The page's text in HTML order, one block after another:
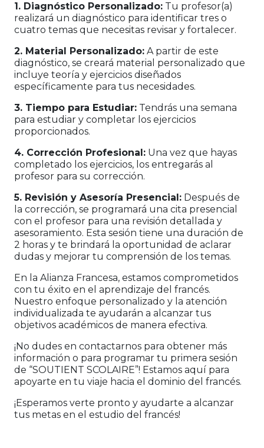
1. Diagnóstico Personalizado: Tu profesor(a)
realizará un diagnóstico para identificar tres o
cuatro temas que necesitas revisar y fortalecer.
2. Material Personalizado: A partir de este
diagnóstico, se creará material personalizado que
incluye teoría y ejercicios diseñados
específicamente para tus necesidades.
3. Tiempo para Estudiar: Tendrás una semana
para estudiar y completar los ejercicios
proporcionados.
4. Corrección Profesional: Una vez que hayas
completado los ejercicios, los entregarás al
profesor para su corrección.
5. Revisión y Asesoría Presencial: Después de
la corrección, se programará una cita presencial
con el profesor para una revisión detallada y
asesoramiento. Esta sesión tiene una duración de
2 horas y te brindará la oportunidad de aclarar
dudas y mejorar tu comprensión de los temas.
En la Alianza Francesa, estamos comprometidos
con tu éxito en el aprendizaje del francés.
Nuestro enfoque personalizado y la atención
individualizada te ayudarán a alcanzar tus
objetivos académicos de manera efectiva.
¡No dudes en contactarnos para obtener más
información o para programar tu primera sesión
de “SOUTIENT SCOLAIRE”! Estamos aquí para
apoyarte en tu viaje hacia el dominio del francés.
¡Esperamos verte pronto y ayudarte a alcanzar
tus metas en el estudio del francés!